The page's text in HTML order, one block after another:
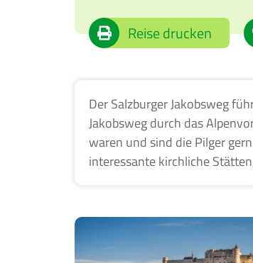
Reise drucken
Der Salzburger Jakobsweg
Jakobsweg durch das
waren und sind die Pilger
interessante kirchliche